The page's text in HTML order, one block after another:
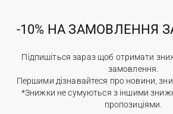
-10% НА ЗАМОВЛЕННЯ
Підпишіться зараз щоб отримати
замовлення.
Першими дізнавайтеся про новини,
*Знижки не сумуються з іншими
пропозиціями.